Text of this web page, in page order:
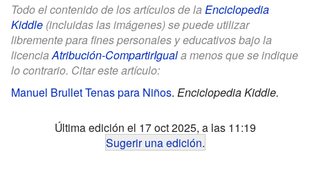
Todo el contenido de los artículos de la Enciclopedia
Kiddle (incluidas las imágenes) se puede utilizar
libremente para fines personales y educativos bajo la
licenciaAtribución-CompartirIguala menos que se indique
lo contrario. Citar este artículo:
Manuel Brullet Tenas para Niños. Enciclopedia Kiddle.
Última edición el 17 oct 2025, a las 11:19
Sugerir una edición.